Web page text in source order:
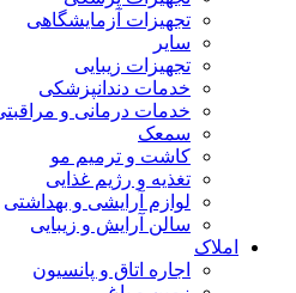
تجهیزات آزمایشگاهی
سایر
تجهیزات زیبایی
خدمات دندانپزشکی
خدمات درمانی و مراقبتی
سمعک
کاشت و ترمیم مو
تغذیه و رژیم غذایی
لوازم آرایشی و بهداشتی
سالن آرایش و زیبایی
املاک
اجاره اتاق و پانسیون